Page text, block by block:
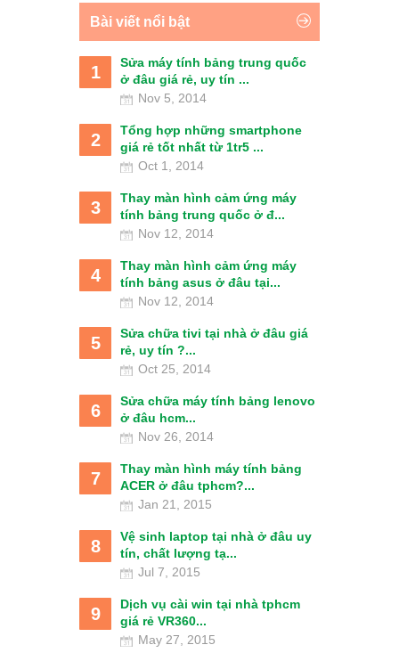
Bài viết nổi bật
1
Sửa máy tính bảng trung quốc
ở đâu giá rẻ, uy tín ...
Nov 5, 2014
2
Tổng hợp những smartphone
giá rẻ tốt nhất từ 1tr5 ...
Oct 1, 2014
3
Thay màn hình cảm ứng máy
tính bảng trung quốc ở đ...
Nov 12, 2014
4
Thay màn hình cảm ứng máy
tính bảng asus ở đâu tại...
Nov 12, 2014
5
Sửa chữa tivi tại nhà ở đâu giá
rẻ, uy tín ?...
Oct 25, 2014
6
Sửa chữa máy tính bảng lenovo
ở đâu hcm...
Nov 26, 2014
7
Thay màn hình máy tính bảng
ACER ở đâu tphcm?...
Jan 21, 2015
8
Vệ sinh laptop tại nhà ở đâu uy
tín, chất lượng tạ...
Jul 7, 2015
9
Dịch vụ cài win tại nhà tphcm
giá rẻ VR360...
May 27, 2015